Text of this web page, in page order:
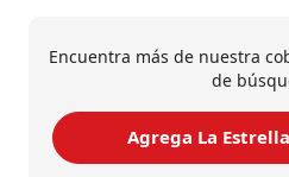
Encuentra más de nuestra
de
Agrega La